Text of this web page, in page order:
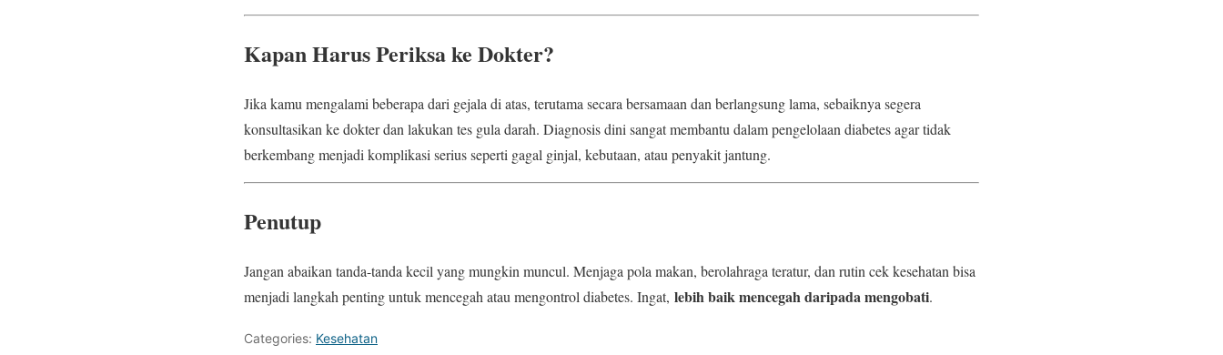
Kapan Harus Periksa ke Dokter?
Jika kamu mengalami beberapa dari gejala di atas, terutama secara bersamaan dan berlangsung lama, sebaiknya segera
konsultasikan ke dokter dan lakukan tes gula darah. Diagnosis dini sangat membantu dalam pengelolaan diabetes agar tidak
berkembang menjadi komplikasi serius seperti gagal ginjal, kebutaan, atau penyakit jantung.
Penutup
Jangan abaikan tanda-tanda kecil yang mungkin muncul. Menjaga pola makan, berolahraga teratur, dan rutin cek kesehatan bisa
menjadi langkah penting untuk mencegah atau mengontrol diabetes. Ingat, lebih baik mencegah daripada mengobati.
Categories: Kesehatan